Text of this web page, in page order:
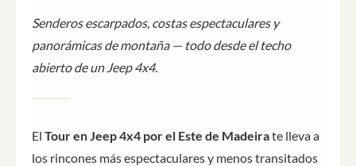
Senderos escarpados, costas espectaculares y
panorámicas de montaña — todo desde el techo
abierto de un Jeep 4x4.
El Tour en Jeep 4x4 por el Este de Madeirate lleva a
los rincones más espectaculares y menos transitados